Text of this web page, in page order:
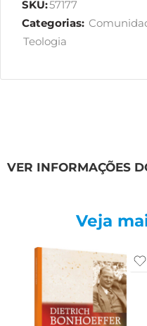
SKU:57177
Categorias:
Teologia
VER INFORMAÇÕES
Veja